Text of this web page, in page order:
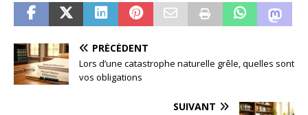
PRÉCÉDENT
Lors d’une catastrophe naturelle grêle, quelles sont
vos obligations
SUIVANT